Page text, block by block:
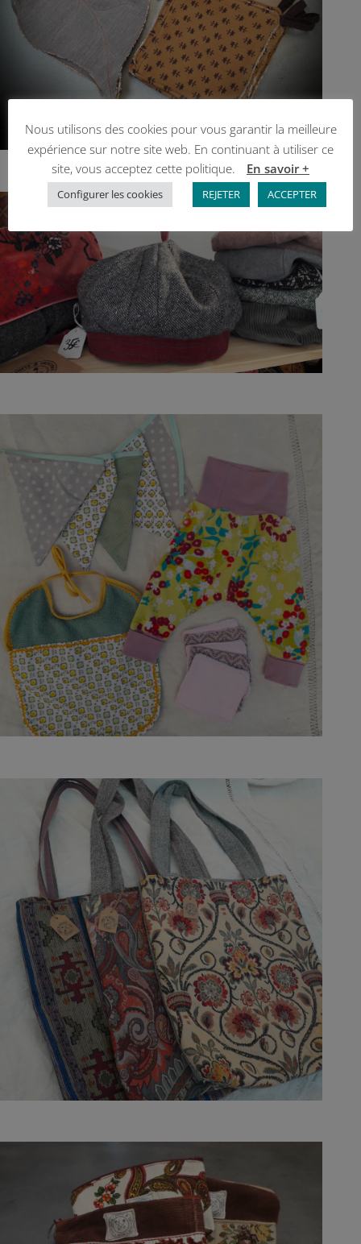
Nous utilisons des cookies pour vous garantir la meilleure
expérience sur notre site web. En continuant à utiliser ce
site, vous acceptez cette politique.
En savoir +
Configurer les cookies REJETER ACCEPTER